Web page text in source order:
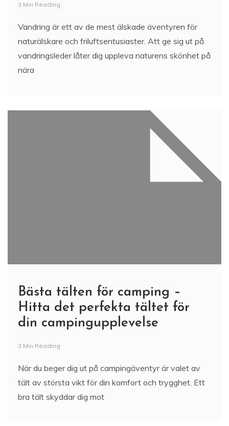
3 Min Reading
Vandring är ett av de mest älskade äventyren för
naturälskare och friluftsentusiaster. Att ge sig ut på
vandringsleder låter dig uppleva naturens skönhet på
nära
Bästa tälten för camping –
Hitta det perfekta tältet för
din campingupplevelse
3 Min Reading
När du beger dig ut på campingäventyr är valet av
tält av största vikt för din komfort och trygghet. Ett
bra tält skyddar dig mot